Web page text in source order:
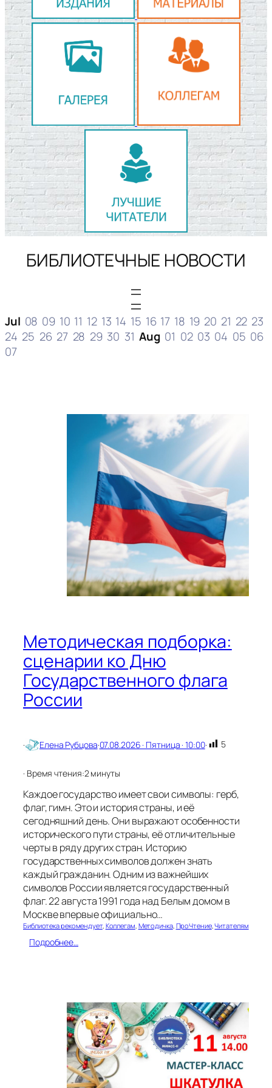
БИБЛИОТЕЧНЫЕ НОВОСТИ
Jul 08 09 10 11 12 13 14 15 16 17 18 19 20 21 22 23
24 25 26 27 28 29 30 31 Aug 01 02 03 04 05 06
07
Методическая подборка:
сценарии ко Дню
Государственного флага
России
· Елена Рубцова·07.08.2026 · Пятница · 10:00· 5
· Время чтения:2 минуты
Каждое государство имеет свои символы: герб,
флаг, гимн. Это и история страны, и её
сегодняшний день. Они выражают особенности
исторического пути страны, её отличительные
черты в ряду других стран. Историю
государственных символов должен знать
каждый гражданин. Одним из важнейших
символов России является государственный
флаг. 22 августа 1991 года над Белым домом в
Москве впервые официально…
Библиотека рекомендует, Коллегам, Методичка, ПроЧтение, Читателям
Подробнее…
и
ч
с
к
а
я